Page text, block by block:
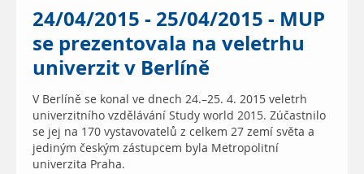
24/04/2015 - 25/04/2015 - MUP
se prezentovala na veletrhu
univerzit v Berlíně
V Berlíně se konal ve dnech 24.–25. 4. 2015 veletrh
univerzitního vzdělávání Study world 2015. Zúčastnilo
se jej na 170 vystavovatelů z celkem 27 zemí světa a
jediným českým zástupcem byla Metropolitní
univerzita Praha.